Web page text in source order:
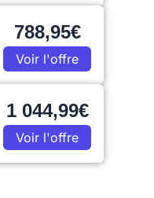
788,95€
Voir l'offre
1 044,99€
Voir l'offre